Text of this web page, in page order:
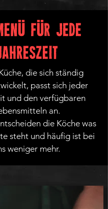
Ü fÜr jede
die sich ständig
passt sich jeder
und den verfügbaren
an.
die Köche was
steht und häufig ist bei
weniger mehr.